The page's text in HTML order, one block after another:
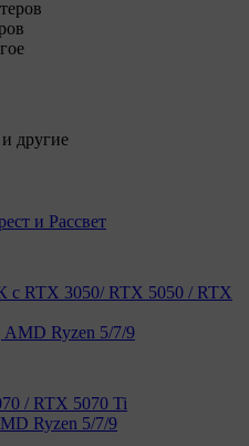
другие
и Рассвет
с RTX 3050/ RTX 5050 / RTX
AMD Ryzen 5/7/9
/ RTX 5070 Ti
Ryzen 5/7/9